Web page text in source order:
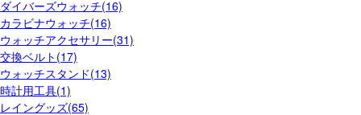
ダイバーズウォッチ(16)
カラビナウォッチ(16)
ウォッチアクセサリー(31)
交換ベルト(17)
ウォッチスタンド(13)
時計用工具(1)
レイングッズ(65)